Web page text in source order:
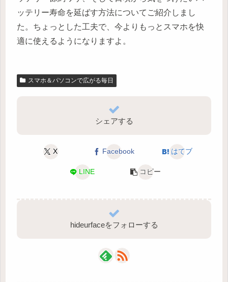
ッテリー寿命を延ばす方法についてご紹介しまし
た。ちょっとした工夫で、今よりもっとスマホを快
適に使えるようになりますよ。
スマホ＆パソコンで広がる毎日
シェアする
X Facebook はてブ
LINE コピー
hideurfaceをフォローする